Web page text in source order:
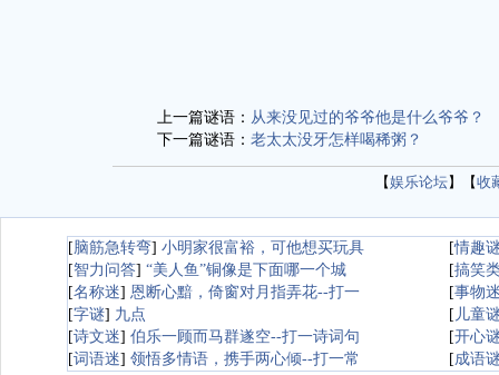
上一篇谜语： 从来没见过的爷爷他是什么爷爷？
下一篇谜语： 老太太没牙怎样喝稀粥？
【娱乐论坛】【收
[脑筋急转弯] 小明家很富裕，可他想买玩具 [情趣
[智力问答] “美人鱼”铜像是下面哪一个城 [搞笑
[名称迷] 恩断心黯，倚窗对月指弄花--打一 [事物
[字谜] 九点 [ 儿童
[诗文迷] 伯乐一顾而马群遂空--打一诗词句 [开心
[词语迷] 领悟多情语，携手两心倾--打一常 [成语